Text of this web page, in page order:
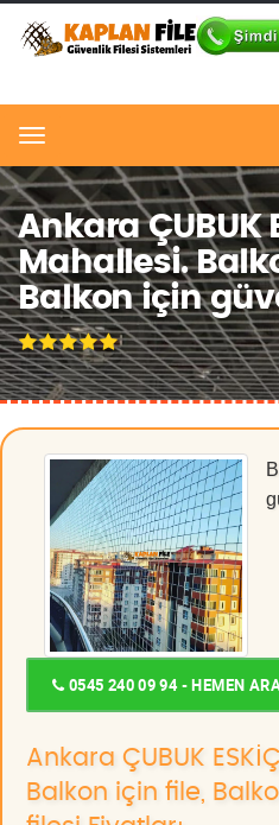
Menu
Ankara ÇUBUK
Mahallesi.
Balkon için
0545 240 09 94 - HEMEN
Ankara ÇUBUK
Balkon için file,